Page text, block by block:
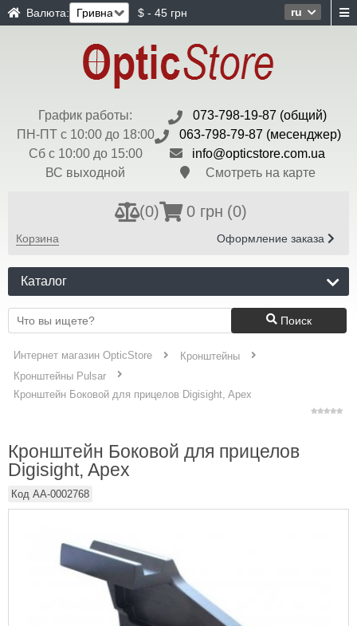
ru
Валюта: $ - 45 грн
График работы:
ПН-ПТ с 10:00 до 18:00
Сб с 10:00 до 15:00
ВС выходной
073-798-19-87 (общий)
063-798-79-87 (месенджер)
info@opticstore.com.ua
Смотреть на карте
(0) 0 грн (0)
Корзина Оформление заказа
Каталог
Поиск
Интернет магазин OpticStore
Кронштейны
Кронштейны Pulsar
Кронштейн Боковой для прицелов Digisight, Apex
Кронштейн Боковой для прицелов
Digisight, Apex
Код AA-0002768